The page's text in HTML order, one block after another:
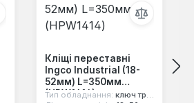
Кліщі переставні
Ingco Industrial (18-
52мм) L=350мм
(HPW1414)
Тип обладнання: ключ трубний